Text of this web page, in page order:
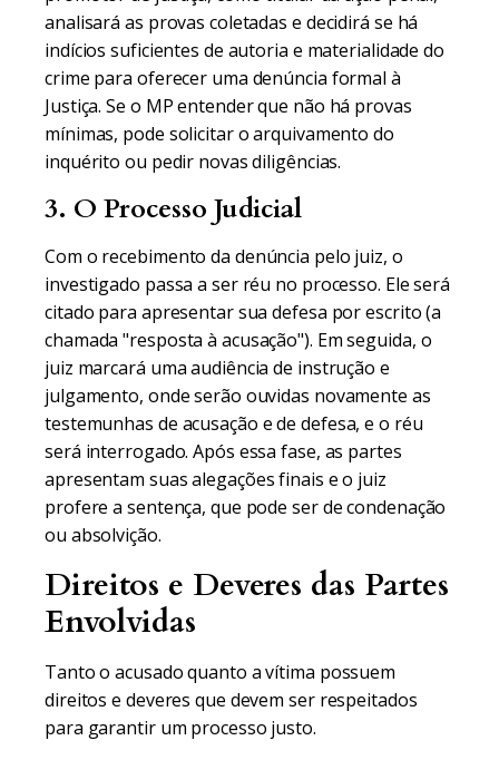
analisará as provas coletadas e decidirá se há
indícios suficientes de autoria e materialidade do
crime para oferecer uma denúncia formal à
Justiça. Se o MP entender que não há provas
mínimas, pode solicitar o arquivamento do
inquérito ou pedir novas diligências.
3. O Processo Judicial
Com o recebimento da denúncia pelo juiz, o
investigado passa a ser réu no processo. Ele será
citado para apresentar sua defesa por escrito (a
chamada "resposta à acusação"). Em seguida, o
juiz marcará uma audiência de instrução e
julgamento, onde serão ouvidas novamente as
testemunhas de acusação e de defesa, e o réu
será interrogado. Após essa fase, as partes
apresentam suas alegações finais e o juiz
profere a sentença, que pode ser de condenação
ou absolvição.
Direitos e Deveres das Partes
Envolvidas
Tanto o acusado quanto a vítima possuem
direitos e deveres que devem ser respeitados
para garantir um processo justo.